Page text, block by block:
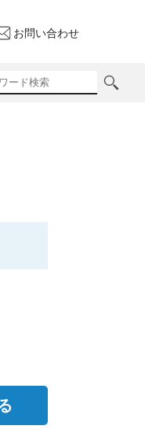
お問い合わせ